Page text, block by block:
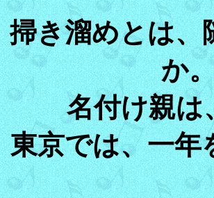
掃き溜めとは、
か
名付け親は
東京では、一年